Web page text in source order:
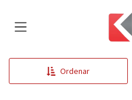
Ordenar